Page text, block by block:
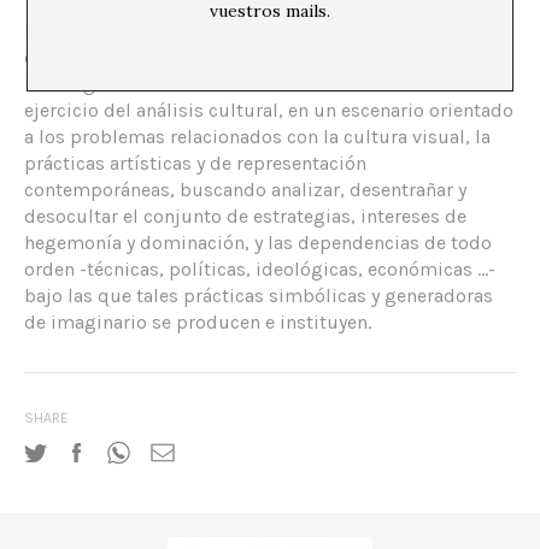
En su especificidad propia,
centrar esta interrogación –este conjunto de
interrogaciones-, sobre las nuevas condiciones de
ejercicio del análisis cultural, en un escenario orientado
a los problemas relacionados con la cultura visual, la
prácticas artísticas y de representación
contemporáneas, buscando analizar, desentrañar y
desocultar el conjunto de estrategias, intereses de
hegemonía y dominación, y las dependencias de todo
orden -técnicas, políticas, ideológicas, económicas …-
bajo las que tales prácticas simbólicas y generadoras
de imaginario se producen e instituyen.
SHARE
vuestros mails.